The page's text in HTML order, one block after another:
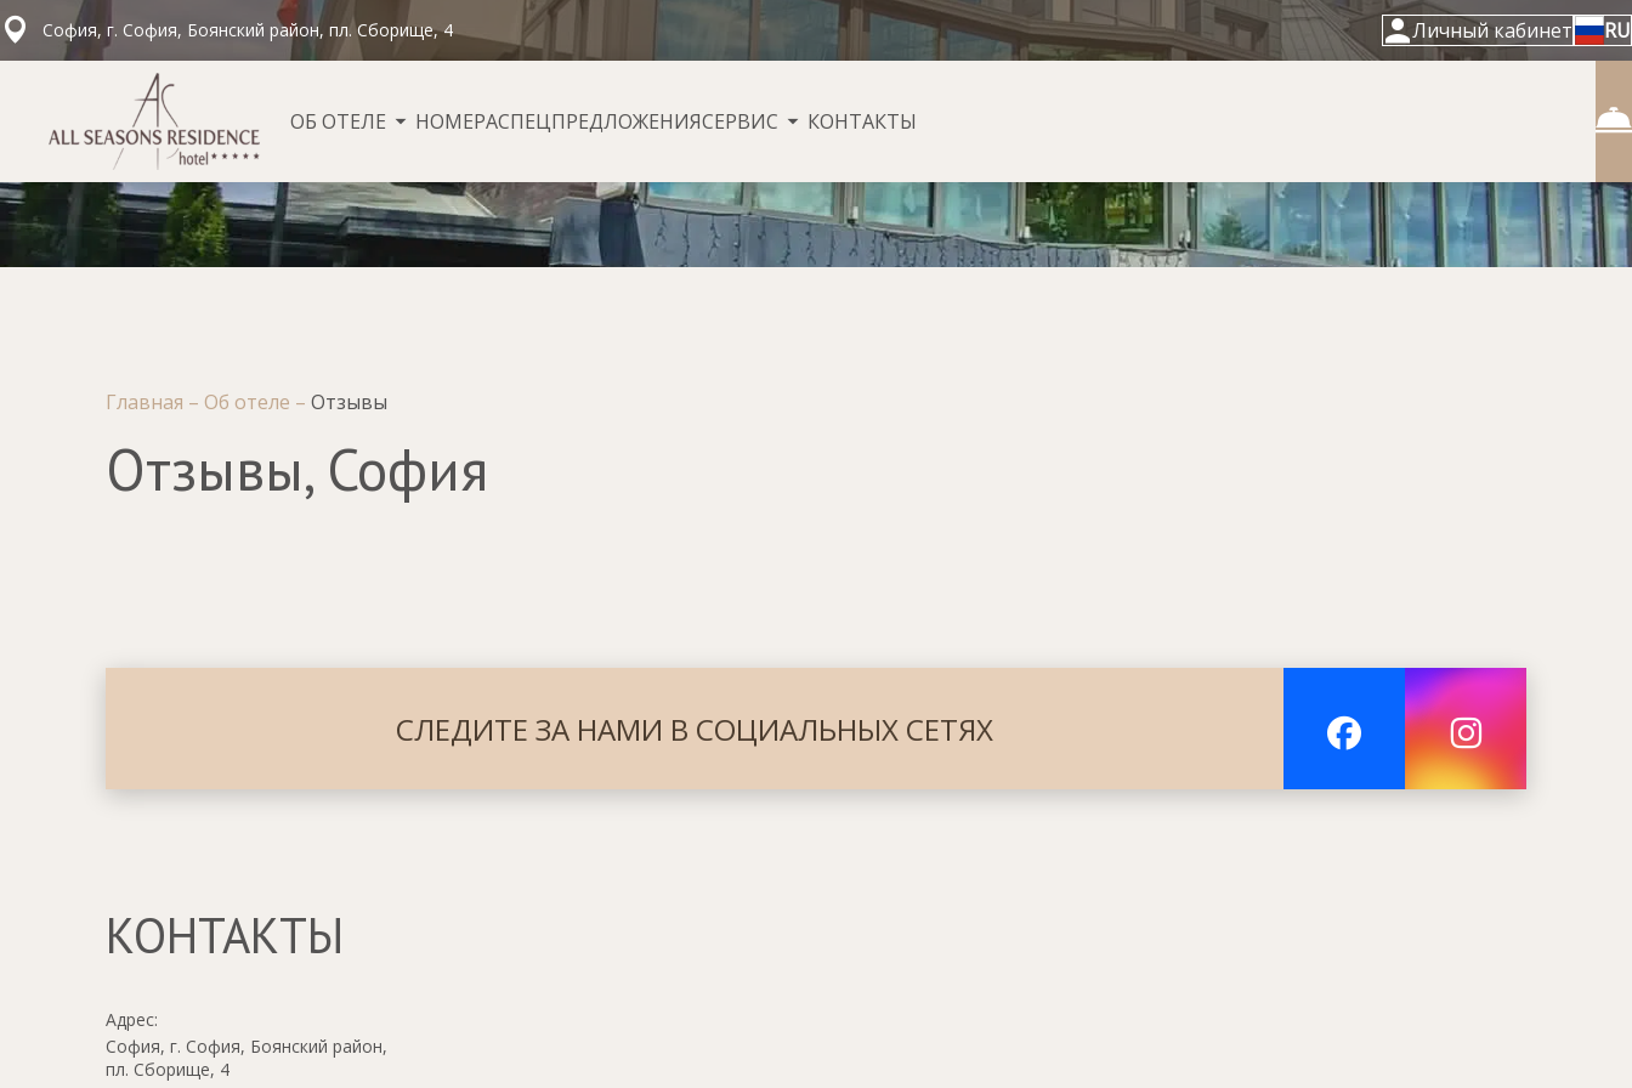
София, г. София, Боянский район, пл. Сборище, 4 Личный кабинет RU
ОБ ОТЕЛЕ НОМЕРАСПЕЦПРЕДЛОЖЕНИЯСЕРВИС КОНТАКТЫ
Главная – Об отеле – Отзывы
Отзывы, София
СЛЕДИТЕ ЗА НАМИ В СОЦИАЛЬНЫХ СЕТЯХ
КОНТАКТЫ
Адрес:
София, г. София, Боянский район,
пл. Сборище, 4